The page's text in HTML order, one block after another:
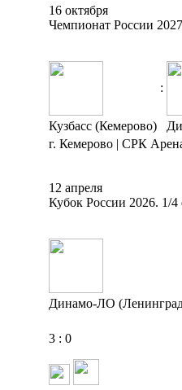
16 октября
Чемпионат России
:
Кузбасс (Кемерово)
г. Кемерово | СРК
12 апреля
Кубок России 2026. 1/4
Динамо-ЛО
3 : 0